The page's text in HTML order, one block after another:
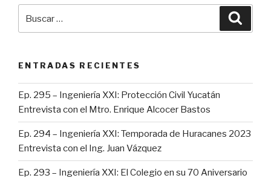
ENTRADAS RECIENTES
Ep. 295 – Ingeniería XXI: Protección Civil Yucatán
Entrevista con el Mtro. Enrique Alcocer Bastos
Ep. 294 – Ingeniería XXI: Temporada de Huracanes 2023
Entrevista con el Ing. Juan Vázquez
Ep. 293 – Ingeniería XXI: El Colegio en su 70 Aniversario